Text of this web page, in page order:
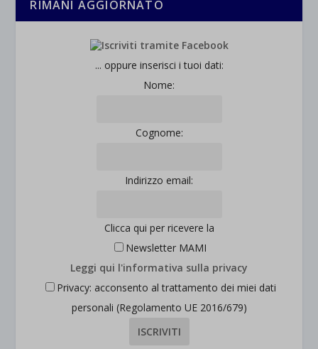
RIMANI AGGIORNATO
... oppure inserisci i tuoi dati:
Nome:
Cognome:
Indirizzo email:
Clicca qui per ricevere la
Newsletter MAMI
Leggi qui l'informativa sulla privacy
Privacy: acconsento al trattamento dei miei dati
personali (Regolamento UE 2016/679)